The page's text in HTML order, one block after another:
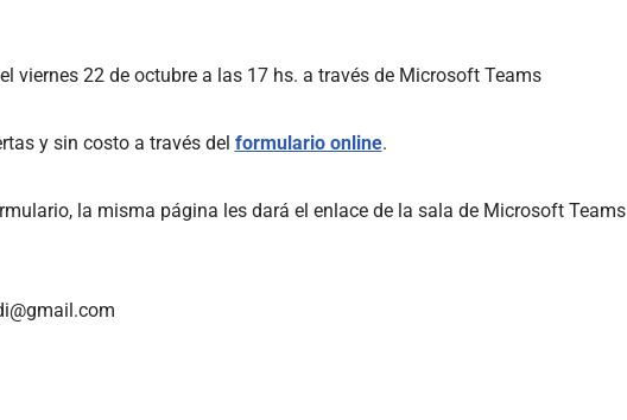
viernes 22 de octubre a las 17 hs. a través de Microsoft Teams
y sin costo a través del formulario online.
la misma página les dará el enlace de la sala de Microsoft Teams